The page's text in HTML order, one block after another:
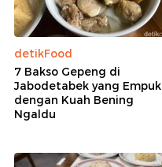
detikFood
7 Bakso Gepeng di
Jabodetabek yang Empuk
dengan Kuah Bening
Ngaldu